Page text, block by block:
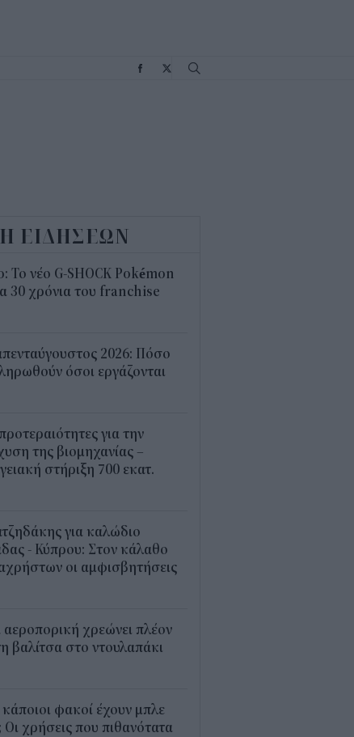
ΕΙΔΗΣΕΩΝ
Το νέο G-SHOCK Pokémon
30 χρόνια του franchise
2026: Πόσο
όσοι εργάζονται
για την
της βιομηχανίας –
στήριξη 700 εκατ.
για καλώδιο
- Κύπρου: Στον κάλαθο
οι αμφισβητήσεις
αεροπορική χρεώνει πλέον
βαλίτσα στο ντουλαπάκι
κάποιοι φακοί έχουν μπλε
χρήσεις που πιθανότατα